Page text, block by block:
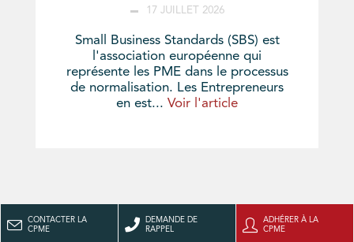
17 JUILLET 2026
Small Business Standards (SBS) est
l'association européenne qui
représente les PME dans le processus
de normalisation. Les Entrepreneurs
en est... Voir l'article
CONTACTER LA
CPME
DEMANDE DE
RAPPEL
ADHÉRER À LA
CPME